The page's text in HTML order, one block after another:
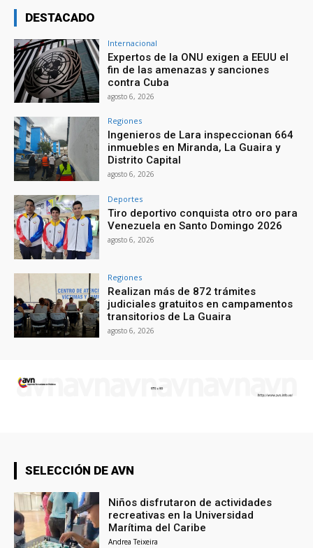
DESTACADO
Internacional
Expertos de la ONU exigen a EEUU el
fin de las amenazas y sanciones
contra Cuba
agosto 6, 2026
Regiones
Ingenieros de Lara inspeccionan 664
inmuebles en Miranda, La Guaira y
Distrito Capital
agosto 6, 2026
Deportes
Tiro deportivo conquista otro oro para
Venezuela en Santo Domingo 2026
agosto 6, 2026
Regiones
Realizan más de 872 trámites
judiciales gratuitos en campamentos
transitorios de La Guaira
agosto 6, 2026
SELECCIÓN DE AVN
Niños disfrutaron de actividades
recreativas en la Universidad
Marítima del Caribe
Andrea Teixeira